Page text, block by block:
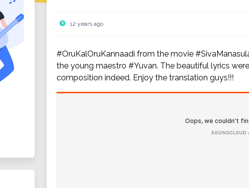
12 years ago
#OruKalOruKannaadi from the movie
the young maestro #Yuvan. The beautiful lyrics
composition indeed. Enjoy the translation guys!!!